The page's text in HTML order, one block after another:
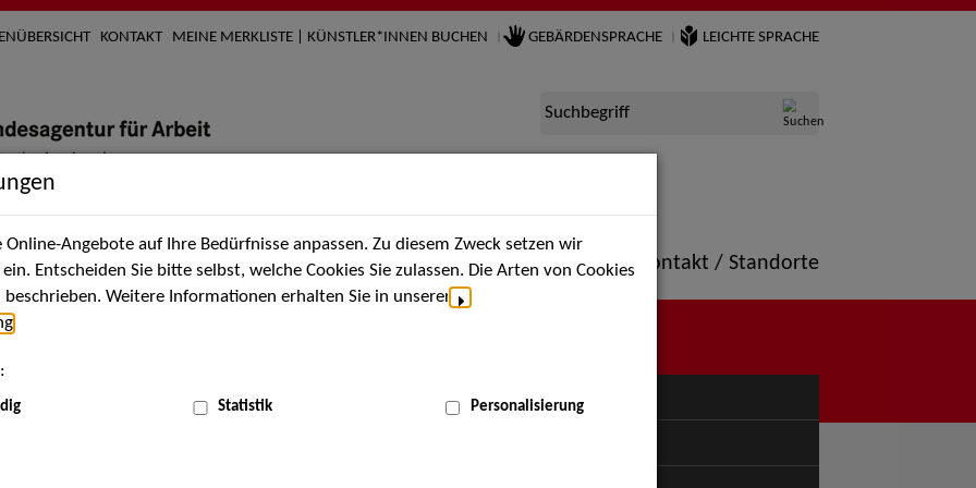
KONTAKT MEINE MERKLISTE | KÜNSTLER*INNEN BUCHEN GEBÄRDENSPRACHE LEICHTE SPRACHE
Suchbegriff
Künstler*innen Über uns Aktuelles Termine Portfolio Kontakt / Standorte
MENÜ
Angebote auf Ihre Bedürfnisse anpassen. Zu diesem Zweck setzen wir
Entscheiden Sie bitte selbst, welche Cookies Sie zulassen. Die Arten von Cookies
Weitere Informationen erhalten Sie in unserer
Statistik Personalisierung